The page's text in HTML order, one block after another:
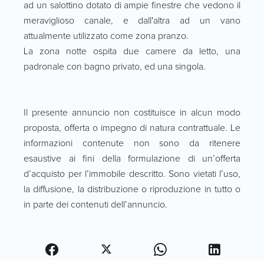
ad un salottino dotato di ampie finestre che vedono il
meraviglioso canale, e dall'altra ad un vano
attualmente utilizzato come zona pranzo.
La zona notte ospita due camere da letto, una
padronale con bagno privato, ed una singola.
Il presente annuncio non costituisce in alcun modo
proposta, offerta o impegno di natura contrattuale. Le
informazioni contenute non sono da ritenere
esaustive ai fini della formulazione di un’offerta
d’acquisto per l’immobile descritto. Sono vietati l’uso,
la diffusione, la distribuzione o riproduzione in tutto o
in parte dei contenuti dell’annuncio.